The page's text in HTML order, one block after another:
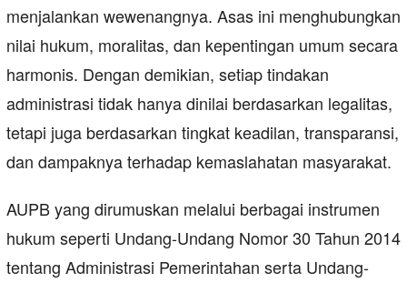
menjalankan wewenangnya. Asas ini menghubungkan
nilai hukum, moralitas, dan kepentingan umum secara
harmonis. Dengan demikian, setiap tindakan
administrasi tidak hanya dinilai berdasarkan legalitas,
tetapi juga berdasarkan tingkat keadilan, transparansi,
dan dampaknya terhadap kemaslahatan masyarakat.
AUPB yang dirumuskan melalui berbagai instrumen
hukum seperti Undang-Undang Nomor 30 Tahun 2014
tentang Administrasi Pemerintahan serta Undang-